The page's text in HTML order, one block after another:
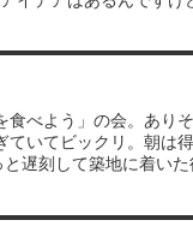
べよう」の会。あり
いてビックリ。朝は
遅刻して築地に着い